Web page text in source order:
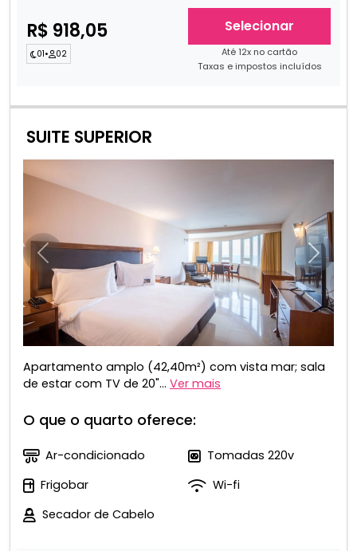
R$ 918,05
01• 02
Selecionar
Até 12x no cartão
Taxas e impostos incluídos
SUITE SUPERIOR
Anterior
Apartamento amplo (42,40m²) com vista mar; sala
de estar com TV de 20"... Ver mais
O que o quarto oferece:
Ar-condicionado
Tomadas 220v
Frigobar
Wi-fi
Secador de Cabelo